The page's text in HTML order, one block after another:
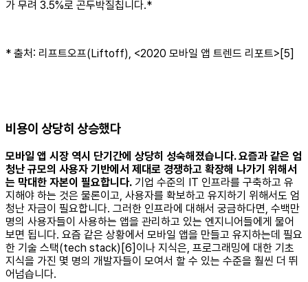
가 무려 3.5%로 곤두박질칩니다.*
* 출처: 리프트오프(Liftoff), <2020 모바일 앱 트렌드 리포트>[5]
비용이 상당히 상승했다
모바일 앱 시장 역시 단기간에 상당히 성숙해졌습니다. 요즘과 같은 엄
청난 규모의 사용자 기반에서 제대로 경쟁하고 확장해 나가기 위해서
는 막대한 자본이 필요합니다. 기업 수준의 IT 인프라를 구축하고 유
지해야 하는 것은 물론이고, 사용자를 확보하고 유지하기 위해서도 엄
청난 자금이 필요합니다. 그러한 인프라에 대해서 궁금하다면, 수백만
명의 사용자들이 사용하는 앱을 관리하고 있는 엔지니어들에게 물어
보면 됩니다. 요즘 같은 상황에서 모바일 앱을 만들고 유지하는데 필요
한 기술 스택(tech stack)[6]이나 지식은, 프로그래밍에 대한 기초
지식을 가진 몇 명의 개발자들이 모여서 할 수 있는 수준을 훨씬 더 뛰
어넘습니다.